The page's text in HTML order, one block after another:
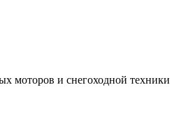
моторов и снегоходной техники